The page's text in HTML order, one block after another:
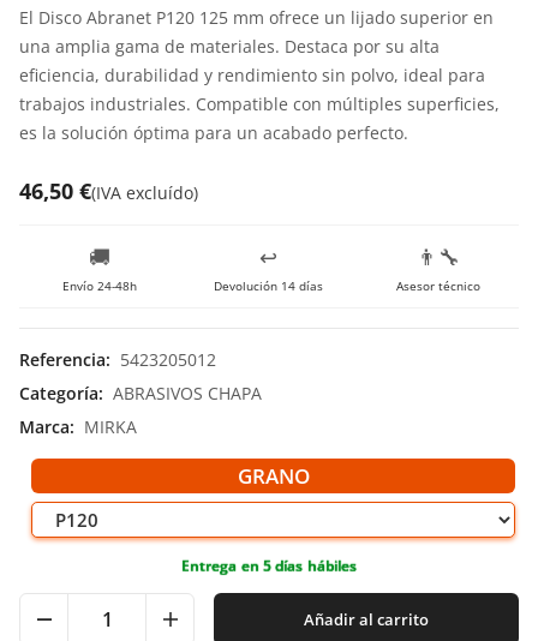
El Disco Abranet P120 125 mm ofrece un lijado superior en
una amplia gama de materiales. Destaca por su alta
eficiencia, durabilidad y rendimiento sin polvo, ideal para
trabajos industriales. Compatible con múltiples superficies,
es la solución óptima para un acabado perfecto.
46,50 €(IVA excluído)
🚚
Envío 24-48h
↩️
Devolución 14 días
👨‍🔧
Asesor técnico
Referencia: 5423205012
Categoría: ABRASIVOS CHAPA
Marca: MIRKA
GRANO
Entrega en 5 días hábiles
Añadir al carrito